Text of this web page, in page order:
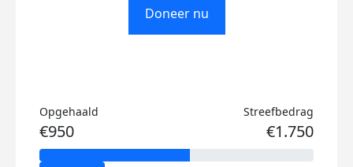
Doneer nu
Opgehaald
€950
Streefbedrag
€1.750